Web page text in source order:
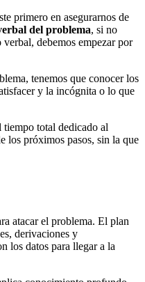
primero en asegurarnos de
del problema, si no
debemos empezar por
tenemos que conocer los
y la incógnita o lo que
tiempo total dedicado al
los próximos pasos, sin la que
atacar el problema. El plan
derivaciones y
los datos para llegar a la